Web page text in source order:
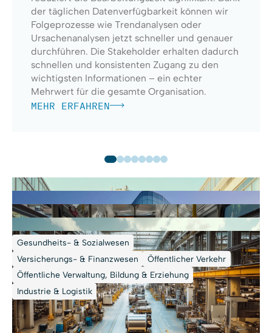
der täglichen Datenverfügbarkeit können wir
Folgeprozesse wie Trendanalysen oder
Ursachenanalysen jetzt schneller und genauer
durchführen. Die Stakeholder erhalten dadurch
schnellen und konsistenten Zugang zu den
wichtigsten Informationen – ein echter
Mehrwert für die gesamte Organisation.
MEHR ERFAHREN
Gesundheits- & Sozialwesen
Versicherungs- & Finanzwesen
Öffentlicher Verkehr
Öffentliche Verwaltung, Bildung & Erziehung
Industrie & Logistik